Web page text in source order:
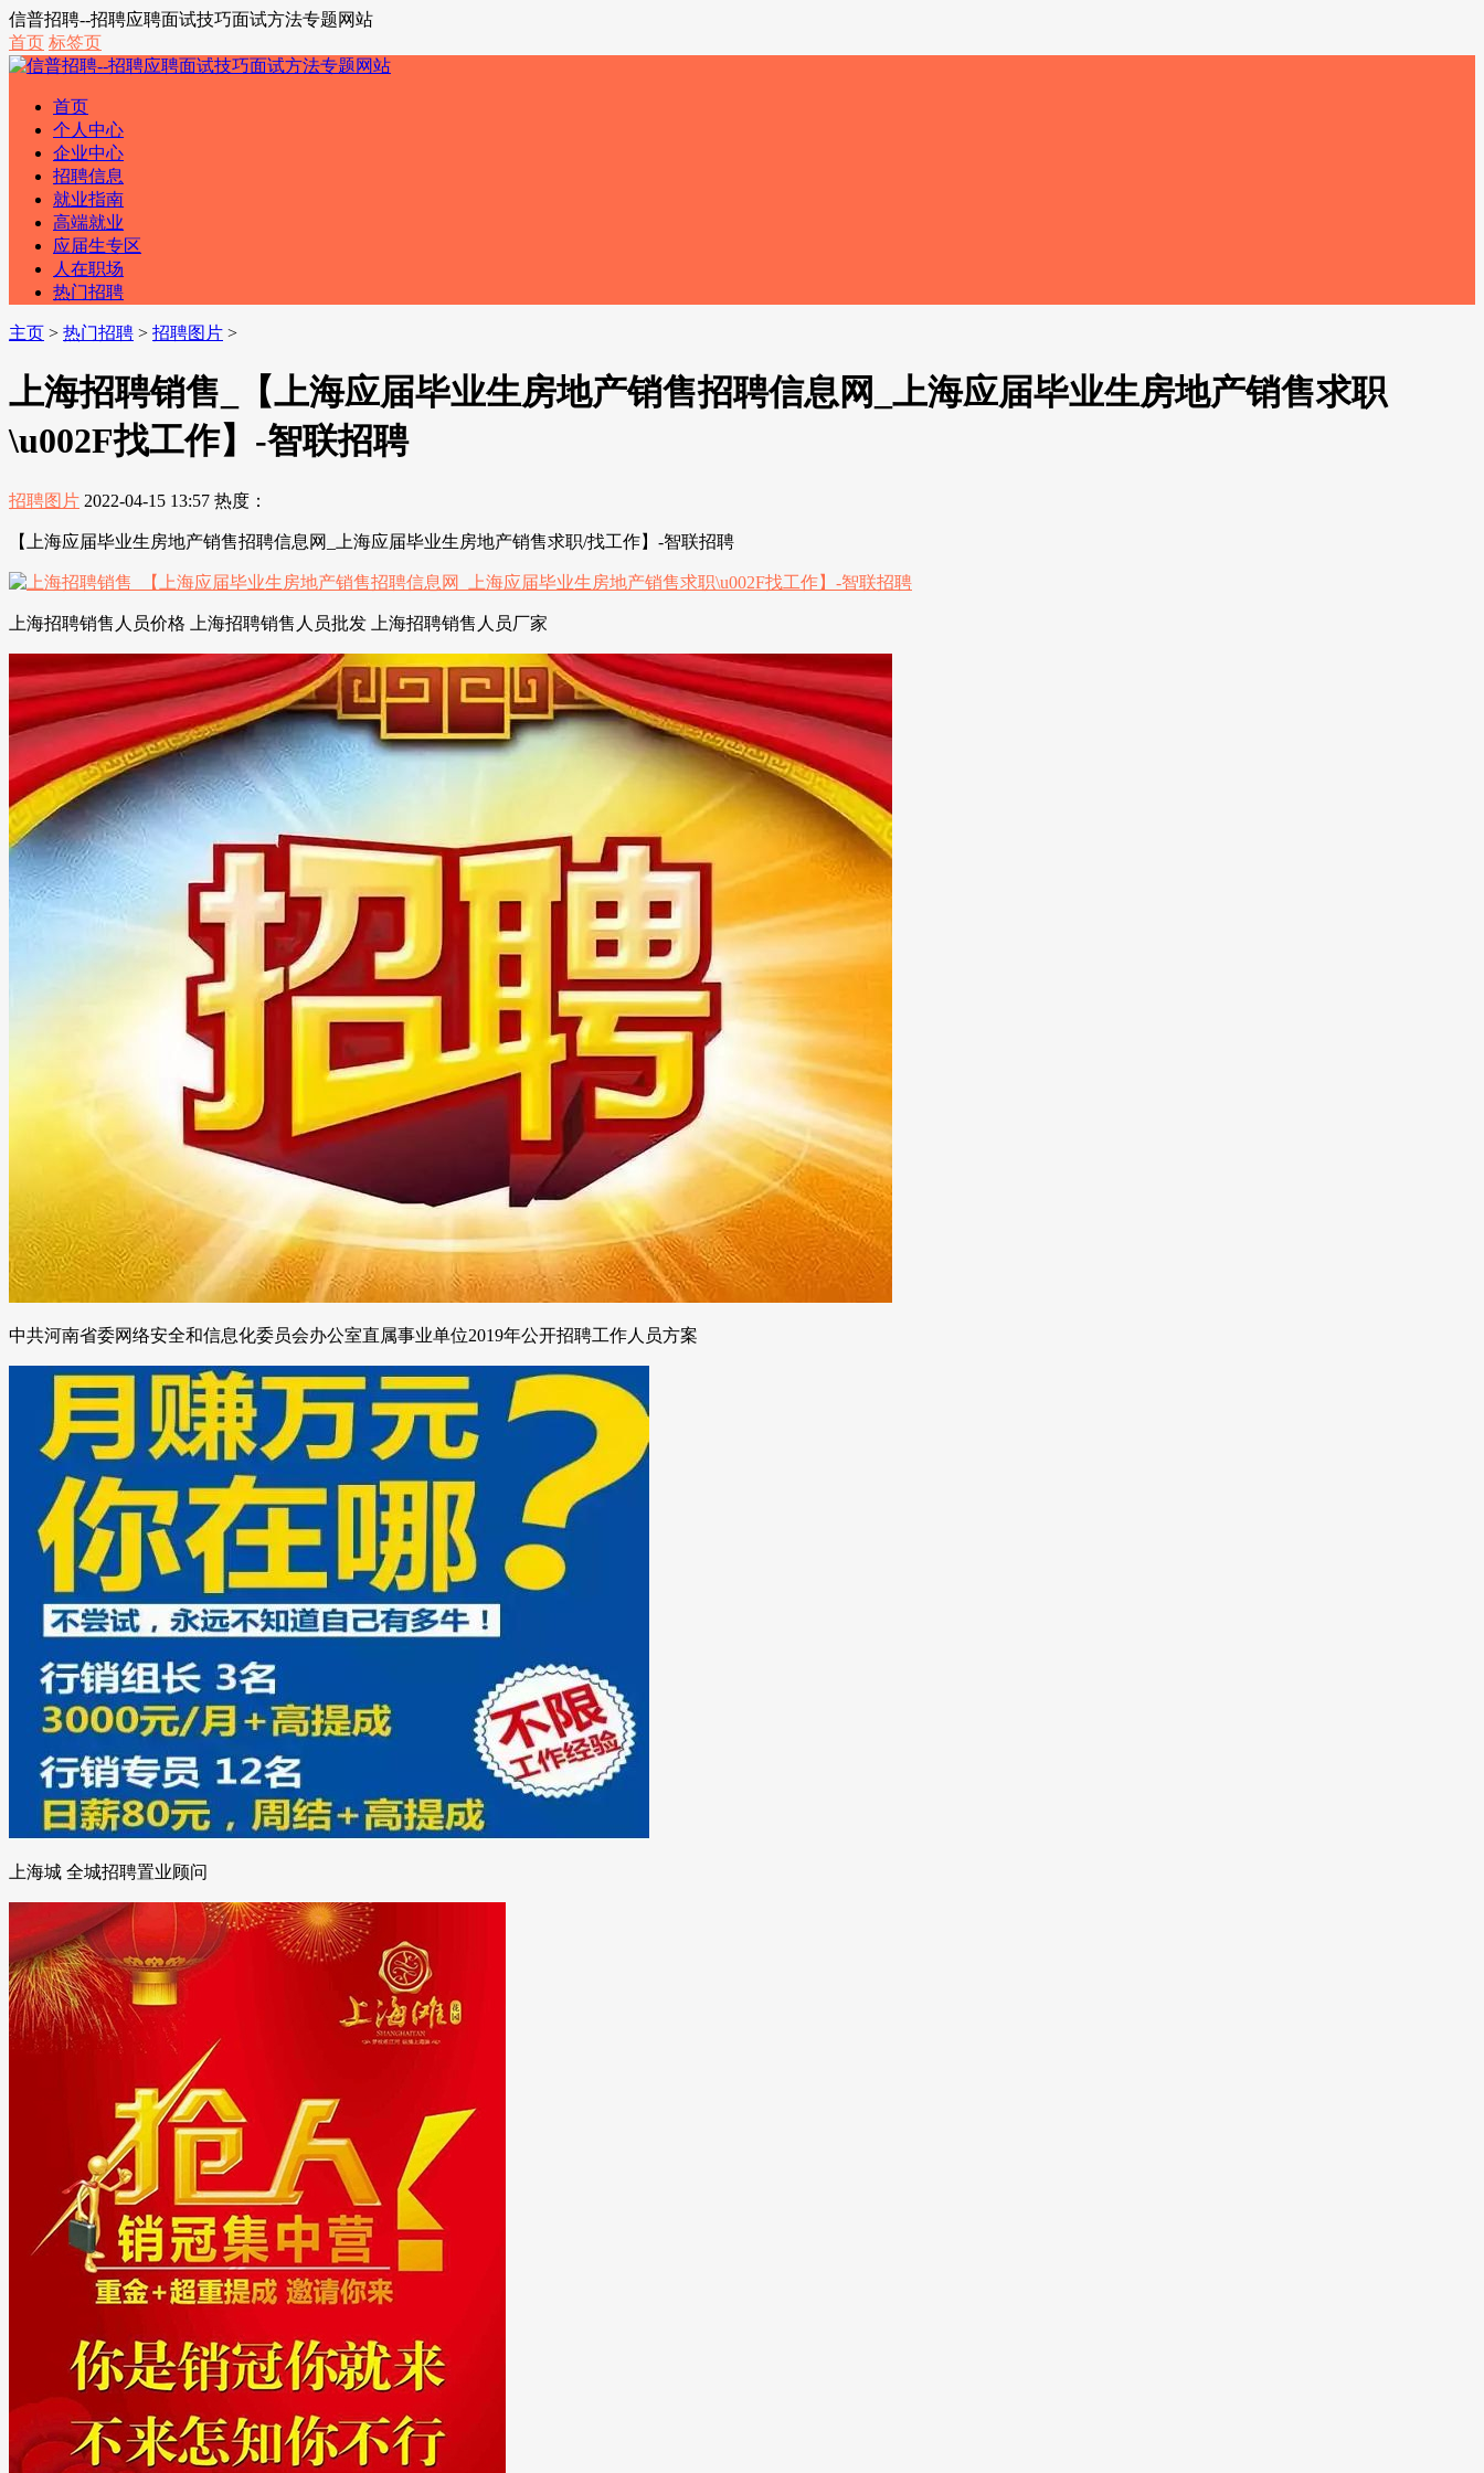
信普招聘--招聘应聘面试技巧面试方法专题网站
首页 标签页
首页
个人中心
企业中心
招聘信息
就业指南
高端就业
应届生专区
人在职场
热门招聘
主页 > 热门招聘 > 招聘图片 >
上海招聘销售_【上海应届毕业生房地产销售招聘信息网_上海应届毕业生房地产销售求职
\u002F找工作】-智联招聘
招聘图片 2022-04-15 13:57 热度：
【上海应届毕业生房地产销售招聘信息网_上海应届毕业生房地产销售求职/找工作】-智联招聘
上海招聘销售人员价格 上海招聘销售人员批发 上海招聘销售人员厂家
中共河南省委网络安全和信息化委员会办公室直属事业单位2019年公开招聘工作人员方案
上海城 全城招聘置业顾问